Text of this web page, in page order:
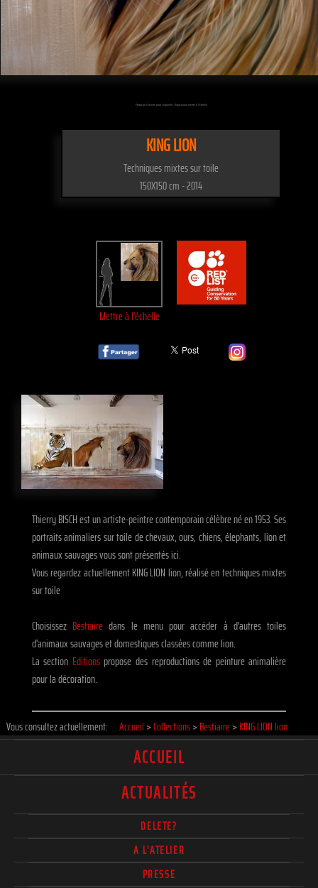
Passez sur l'oeuvre pour l'agrandir - Cliquez pour mettre à l'échelle
KING LION
Techniques mixtes sur toile
150X150 cm - 2014
Mettre à l'échelle
Thierry BISCH est un artiste-peintre contemporain célèbre né en 1953. Ses
portraits animaliers sur toile de chevaux, ours, chiens, élephants, lion et
animaux sauvages vous sont présentés ici.
Vous regardez actuellement KING LION lion, réalisé en techniques mixtes
sur toile
Choisissez Bestiaire dans le menu pour accéder à d'autres toiles
d'animaux sauvages et domestiques classées comme lion.
La section Editionspropose des reproductions de peinture animalière
pour la décoration.
Vous consultez actuellement: Accueil >Collections>Bestiaire>KING LION lion
ACCUEIL
ACTUALITÉS
DELETE?
A L'ATELIER
PRESSE